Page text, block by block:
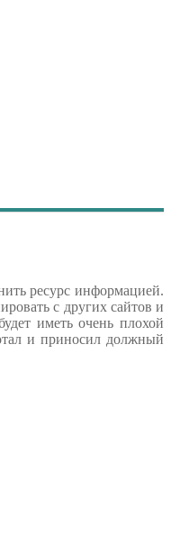
ресурс информацией.
с других сайтов и
иметь очень плохой
и приносил должный